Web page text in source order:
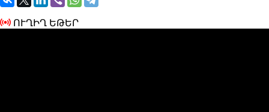
ՈՒՂԻՂ ԵԹԵՐ